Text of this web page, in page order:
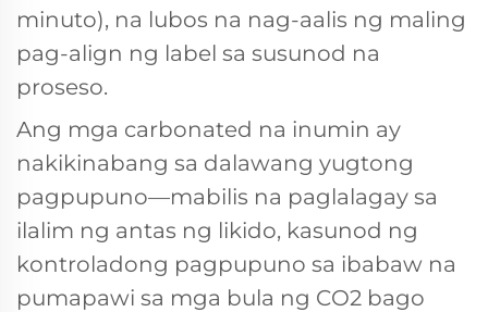
minuto), na lubos na nag-aalis ng maling
pag-align ng label sa susunod na
proseso.
Ang mga carbonated na inumin ay
nakikinabang sa dalawang yugtong
pagpupuno—mabilis na paglalagay sa
ilalim ng antas ng likido, kasunod ng
kontroladong pagpupuno sa ibabaw na
pumapawi sa mga bula ng CO2 bago